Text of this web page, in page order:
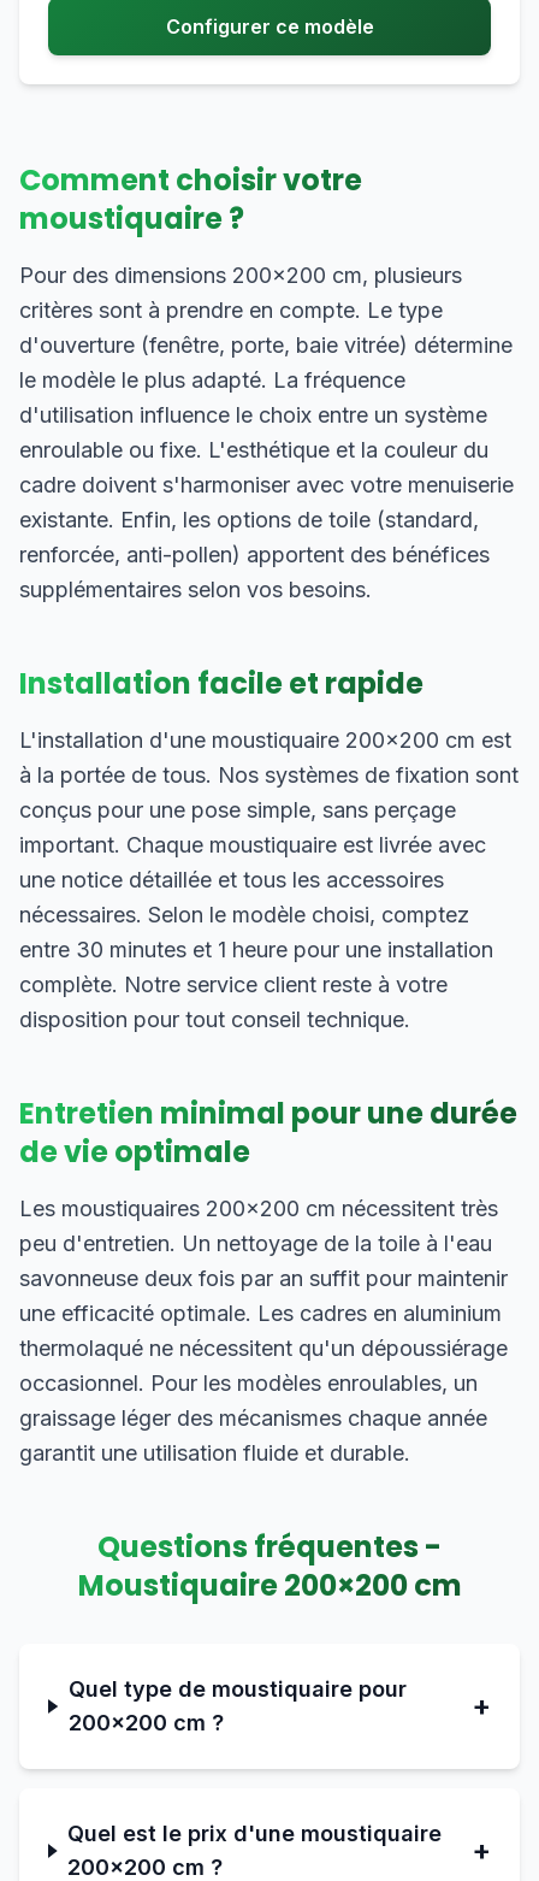
Configurer ce modèle
Comment choisir votre
moustiquaire ?
Pour des dimensions 200×200 cm, plusieurs
critères sont à prendre en compte. Le type
d'ouverture (fenêtre, porte, baie vitrée) détermine
le modèle le plus adapté. La fréquence
d'utilisation influence le choix entre un système
enroulable ou fixe. L'esthétique et la couleur du
cadre doivent s'harmoniser avec votre menuiserie
existante. Enfin, les options de toile (standard,
renforcée, anti-pollen) apportent des bénéfices
supplémentaires selon vos besoins.
Installation facile et rapide
L'installation d'une moustiquaire 200×200 cm est
à la portée de tous. Nos systèmes de fixation sont
conçus pour une pose simple, sans perçage
important. Chaque moustiquaire est livrée avec
une notice détaillée et tous les accessoires
nécessaires. Selon le modèle choisi, comptez
entre 30 minutes et 1 heure pour une installation
complète. Notre service client reste à votre
disposition pour tout conseil technique.
Entretien minimal pour une durée
de vie optimale
Les moustiquaires 200×200 cm nécessitent très
peu d'entretien. Un nettoyage de la toile à l'eau
savonneuse deux fois par an suffit pour maintenir
une efficacité optimale. Les cadres en aluminium
thermolaqué ne nécessitent qu'un dépoussiérage
occasionnel. Pour les modèles enroulables, un
graissage léger des mécanismes chaque année
garantit une utilisation fluide et durable.
Questions fréquentes -
Moustiquaire200×200cm
Quel type de moustiquaire pour
200×200 cm ?
+
Quel est le prix d'une moustiquaire
200×200 cm ?
+